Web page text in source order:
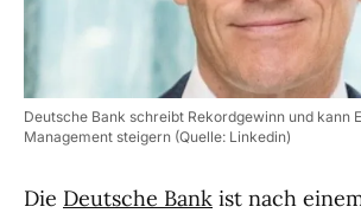
Deutsche Bank schreibt Rekordgewinn und kann
Management steigern (Quelle: Linkedin)
Die Deutsche Bank ist nach